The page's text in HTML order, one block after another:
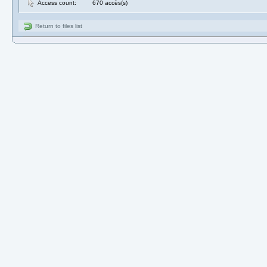
Access count:
670 accès(s)
Return to files list